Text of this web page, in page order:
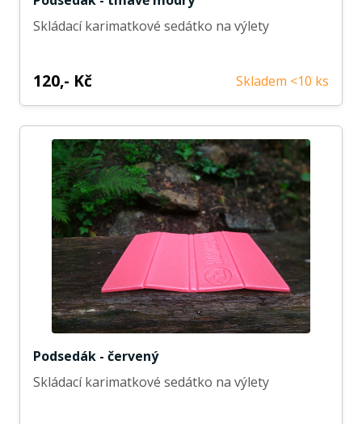
Skládací karimatkové sedátko na výlety
120,- Kč Skladem <10 ks
Podsedák - červený
Skládací karimatkové sedátko na výlety